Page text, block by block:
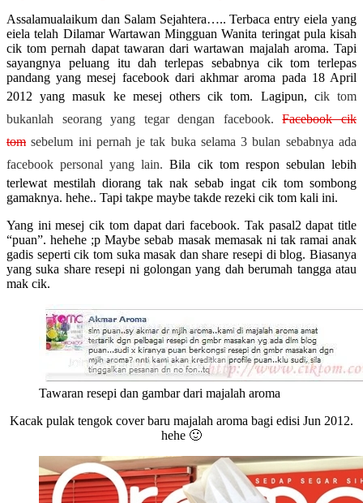
Assalamualaikum dan Salam Sejahtera….. Terbaca entry eiela yang
eiela telah Dilamar Wartawan Mingguan Wanita teringat pula kisah
cik tom pernah dapat tawaran dari wartawan majalah aroma. Tapi
sayangnya peluang itu dah terlepas sebabnya cik tom terlepas
pandang yang mesej facebook dari akhmar aroma pada 18 April
2012 yang masuk ke mesej others cik tom. Lagipun, cik tom
bukanlah seorang yang tegar dengan facebook.Facebook cik
tom sebelum ini pernah je tak buka selama 3 bulan sebabnya ada
facebook personal yang lain.Bila cik tom respon sebulan lebih
terlewat mestilah diorang tak nak sebab ingat cik tom sombong
gamaknya. hehe.. Tapi takpe maybe takde rezeki cik tom kali ini.
Yang ini mesej cik tom dapat dari facebook. Tak pasal2 dapat title
“puan”. hehehe ;p Maybe sebab masak memasak ni tak ramai anak
gadis seperti cik tom suka masak dan share resepi di blog. Biasanya
yang suka share resepi ni golongan yang dah berumah tangga atau
mak cik.
Tawaran resepi dan gambar dari majalah aroma
Kacak pulak tengok cover baru majalah aroma bagi edisi Jun 2012.
hehe 🙂